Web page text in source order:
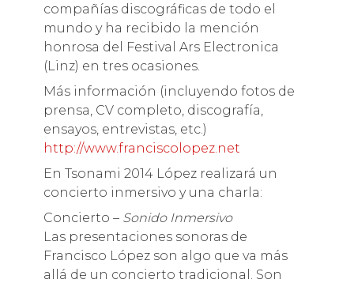
compañías discográficas de todo el
mundo y ha recibido la mención
honrosa del Festival Ars Electronica
(Linz) en tres ocasiones.
Más información (incluyendo fotos de
prensa, CV completo, discografía,
ensayos, entrevistas, etc.)
http://www.franciscolopez.net
En Tsonami 2014 López realizará un
concierto inmersivo y una charla:
Concierto – Sonido Inmersivo
Las presentaciones sonoras de
Francisco López son algo que va más
allá de un concierto tradicional. Son